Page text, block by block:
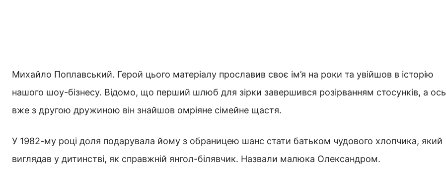
Михайло Поплавський. Герой цього матеріалу прославив своє ім’я на роки та увійшов в історію
нашого шоу-бізнесу. Відомо, що перший шлюб для зірки завершився розірванням стосунків, а ось
вже з другою дружиною він знайшов омріяне сімейне щастя.
У 1982-му році доля подарувала йому з обраницею шанс стати батьком чудового хлопчика, який
виглядав у дитинстві, як справжній янгол-білявчик. Назвали малюка Олександром.